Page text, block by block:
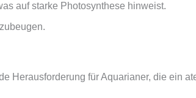
auf starke Photosynthese hinweist.
Herausforderung für Aquarianer, die ein